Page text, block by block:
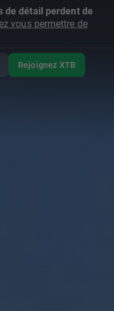
de détail perdent de
vous permettre de
Rejoignez XTB